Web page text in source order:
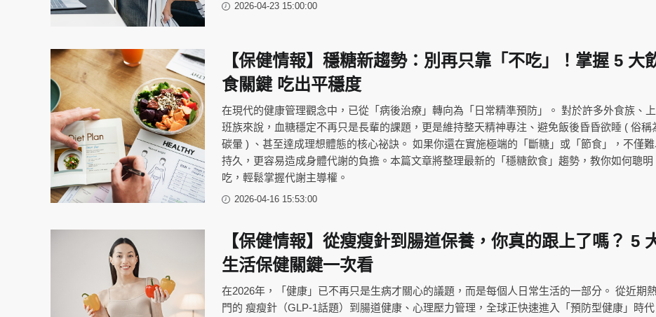
2026-04-23 15:00:00
【保健情報】穩糖新趨勢：別再只靠「不吃」！掌握 5 大
食關鍵 吃出平穩度
在現代的健康管理觀念中，已從「病後治療」轉向為「日常精準預防」。 對於許多外食族、上
班族來說，血糖穩定不再只是長輩的課題，更是維持整天精神專注、避免飯後昏昏欲睡 ( 俗稱
碳暈 ) 、甚至達成理想體態的核心祕訣。 如果你還在實施極端的「斷糖」或「節食」，不僅難
持久，更容易造成身體代謝的負擔。本篇文章將整理最新的「穩糖飲食」趨勢，教你如何聰明
吃，輕鬆掌握代謝主導權。
2026-04-16 15:53:00
【保健情報】從瘦瘦針到腸道保養，你真的跟上了嗎？ 5
生活保健關鍵一次看
在2026年，「健康」已不再只是生病才關心的議題，而是每個人日常生活的一部分。 從近期
門的 瘦瘦針（GLP-1話題）到腸道健康、心理壓力管理，全球正快速進入「預防型健康」時代